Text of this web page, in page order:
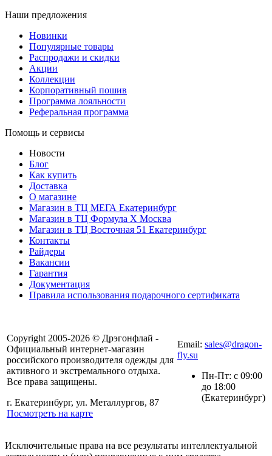
Наши предложения
Новинки
Популярные товары
Распродажи и скидки
Акции
Коллекции
Корпоративный пошив
Программа лояльности
Реферальная программа
Помощь и сервисы
Новости
Блог
Как купить
Доставка
О магазине
Магазин в ТЦ МЕГА Екатеринбург
Магазин в ТЦ Формула X Москва
Магазин в ТЦ Восточная 51 Екатеринбург
Контакты
Райдеры
Вакансии
Гарантия
Документация
Правила использования подарочного сертификата
Copyright 2005-2026 © Дрэгонфлай -
Официальный интернет-магазин
российского производителя одежды для
активного и экстремального отдыха.
Все права защищены.
г. Екатеринбург, ул. Металлургов, 87
Посмотреть на карте
Email: sales@dragon-
fly.su
Пн-Пт: с 09:00
до 18:00
(Екатеринбург)
Исключительные права на все результаты интеллектуальной